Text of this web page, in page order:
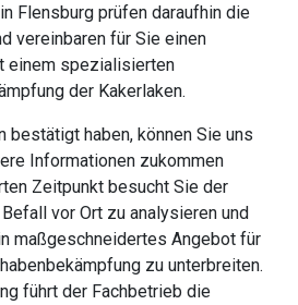
Flensburg prüfen daraufhin die
vereinbaren für Sie einen
einem spezialisierten
der Kakerlaken.
bestätigt haben, können Sie uns
Informationen zukommen
Zeitpunkt besucht Sie der
vor Ort zu analysieren und
maßgeschneidertes Angebot für
zu unterbreiten.
führt der Fachbetrieb die